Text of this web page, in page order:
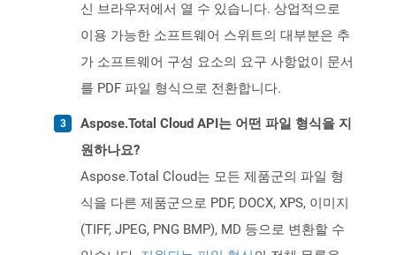
신 브라우저에서 열 수 있습니다. 상업적으로
이용 가능한 소프트웨어 스위트의 대부분은 추
가 소프트웨어 구성 요소의 요구 사항없이 문서
를 PDF 파일 형식으로 전환합니다.
Aspose.Total Cloud API는 어떤 파일 형식을 지
원하나요?
Aspose.Total Cloud는 모든 제품군의 파일 형
식을 다른 제품군으로 PDF, DOCX, XPS, 이미지
(TIFF, JPEG, PNG BMP), MD 등으로 변환할 수